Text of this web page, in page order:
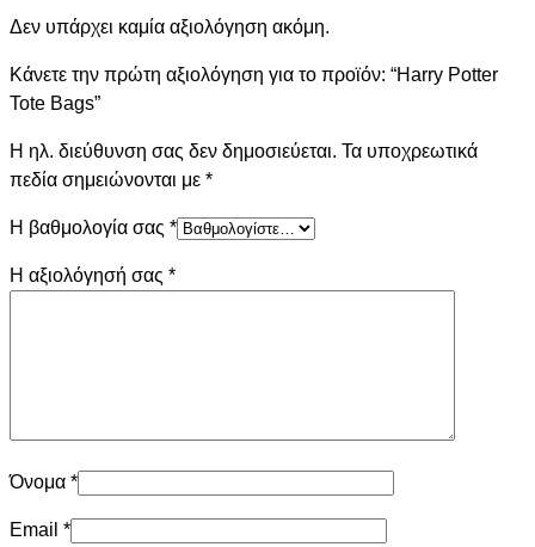
Δεν υπάρχει καμία αξιολόγηση ακόμη.
Κάνετε την πρώτη αξιολόγηση για το προϊόν: “Harry Potter
Tote Bags”
Η ηλ. διεύθυνση σας δεν δημοσιεύεται. Τα υποχρεωτικά
πεδία σημειώνονται με *
Η βαθμολογία σας *
Η αξιολόγησή σας *
Όνομα *
Email *